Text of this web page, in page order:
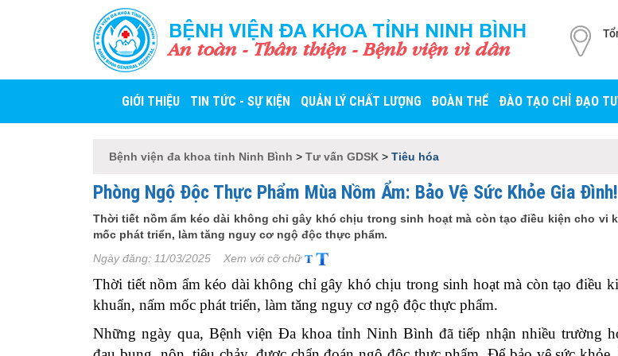
BỆNH VIỆN ĐA KHOA TỈNH NINH BÌNH
An toàn - Thân thiện - Bệnh viện vì dân
GIỚI THIỆU TIN TỨC - SỰ KIỆN QUẢN LÝ CHẤT LƯỢNG ĐOÀN THỂ ĐÀO TẠO CHỈ ĐẠO
Bệnh viện đa khoa tỉnh Ninh Bình > Tư vấn GDSK > Tiêu hóa
Phòng Ngộ Độc Thực Phẩm Mùa Nồm Ẩm: Bảo Vệ Sức Khỏe Gia Đình!
Thời tiết nồm ẩm kéo dài không chỉ gây khó chịu trong sinh hoạt mà còn tạo điều kiện cho vi
mốc phát triển, làm tăng nguy cơ ngộ độc thực phẩm.
Ngày đăng: 11/03/2025 Xem với cỡ chữ
Thời tiết nồm ẩm kéo dài không chỉ gây khó chịu trong sinh hoạt mà còn tạo điều
khuẩn, nấm mốc phát triển, làm tăng nguy cơ ngộ độc thực phẩm.
Những ngày qua, Bệnh viện Đa khoa tỉnh Ninh Bình đã tiếp nhận nhiều trường